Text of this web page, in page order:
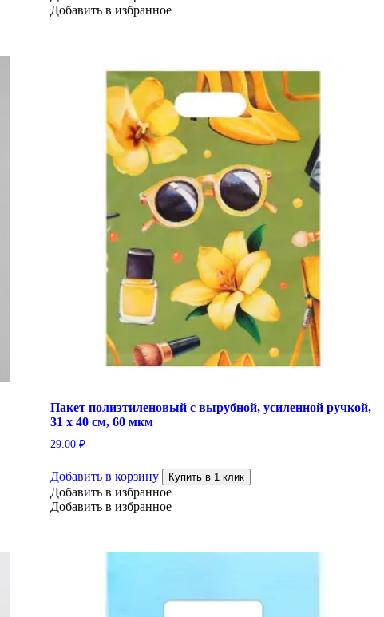
Добавить в избранное
Пакет полиэтиленовый с вырубной, усиленной ручкой,
31 х 40 см, 60 мкм
29.00 ₽
Добавить в корзину Купить в 1 клик
Добавить в избранное
Добавить в избранное